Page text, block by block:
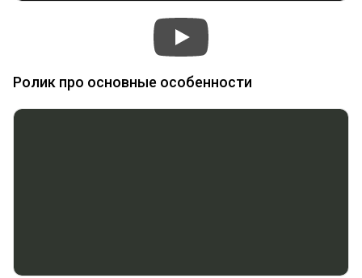
Ролик про основные особенности